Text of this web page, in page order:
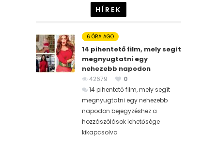
HÍREK
6 ÓRA AGO
14 pihentető film, mely segít
megnyugtatni egy
nehezebb napodon
42679
0
14 pihentető film, mely segít
megnyugtatni egy nehezebb
napodon bejegyzéshez a
hozzászólások lehetősége
kikapcsolva